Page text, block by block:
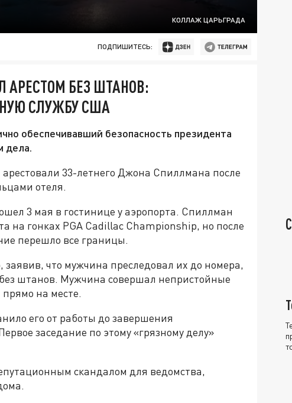
КОЛЛАЖ ЦАРЬГРАДА
ПОДПИШИТЕСЬ:
АРЕСТОМ БЕЗ ШТАНОВ:
СЛУЖБУ США
обеспечивавший безопасность президента
дела.
33-летнего Джона Спиллмана после
отеля.
3 мая в гостинице у аэропорта. Спиллман
на гонках PGA Cadillac Championship, но после
перешло все границы.
что мужчина преследовал их до номера,
штанов. Мужчина совершал непристойные
на месте.
его от работы до завершения
заседание по этому «грязному делу»
скандалом для ведомства,